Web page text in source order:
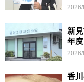
2026/
新
年
2026/
香